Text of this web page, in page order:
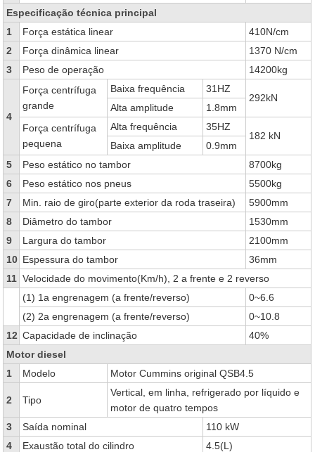
Especificação técnica principal
1
Força estática linear
410N/cm
2
Força dinâmica linear
1370 N/cm
3
Peso de operação 14200kg
4
Força centrífuga
grande
Baixa frequência
31HZ
292kN
Alta amplitude
1.8mm
Força centrífuga
pequena
Alta frequência
35HZ
182 kN
Baixa amplitude
0.9mm
5
Peso estático no tambor
8700kg
6
Peso estático nos pneus
5500kg
7
Min. raio de giro(parte exterior da roda traseira)
5900mm
8
Diâmetro do tambor
1530mm
9
Largura do tambor
2100mm
10 Espessura do tambor
36mm
11 Velocidade do movimento(Km/h), 2 a frente e 2 reverso
(1) 1a engrenagem (a frente/reverso)
0~6.6
(2) 2a engrenagem (a frente/reverso)
0~10.8
12 Capacidade de inclinação
40%
Motor diesel
1
Modelo Motor Cummins original QSB4.5
2 Tipo
Vertical, em linha, refrigerado por líquido e
motor de quatro tempos
3
Saída nominal
110 kW
4
Exaustão total do cilindro
4.5(L)